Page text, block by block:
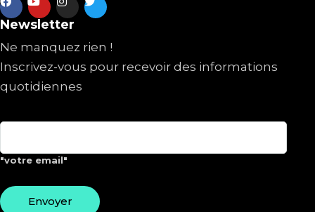
Newsletter
Ne manquez rien !
Inscrivez-vous pour recevoir des informations
quotidiennes
"votre email"